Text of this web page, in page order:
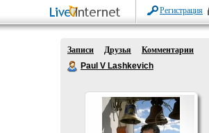
Регистрация
Записи Друзья
Комментарии
Paul V Lashkevich